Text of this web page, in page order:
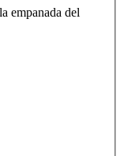
empanada del